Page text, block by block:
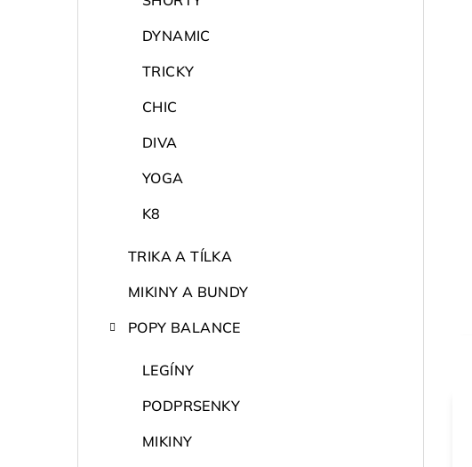
DYNAMIC
TRICKY
CHIC
DIVA
YOGA
K8
TRIKA A TÍLKA
MIKINY A BUNDY
POPY BALANCE
LEGÍNY
PODPRSENKY
MIKINY